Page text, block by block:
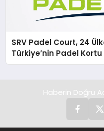
SRV Padel Court, 24
Türkiye’nin Padel
Haberin Doğru